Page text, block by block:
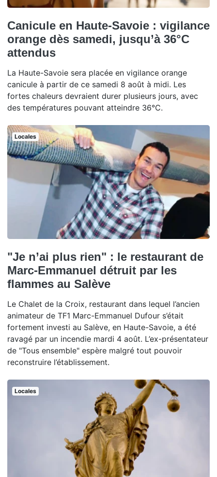
Canicule en Haute-Savoie : vigilance
orange dès samedi, jusqu’à 36°C
attendus
La Haute-Savoie sera placée en vigilance orange
canicule à partir de ce samedi 8 août à midi. Les
fortes chaleurs devraient durer plusieurs jours, avec
des températures pouvant atteindre 36°C.
Locales
"Je n’ai plus rien" : le restaurant de
Marc-Emmanuel détruit par les
flammes au Salève
Le Chalet de la Croix, restaurant dans lequel l’ancien
animateur de TF1 Marc-Emmanuel Dufour s’était
fortement investi au Salève, en Haute-Savoie, a été
ravagé par un incendie mardi 4 août. L’ex-présentateur
de "Tous ensemble" espère malgré tout pouvoir
reconstruire l’établissement.
Locales